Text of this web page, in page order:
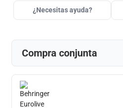
¿Necesitas ayuda?
Compra conjunta